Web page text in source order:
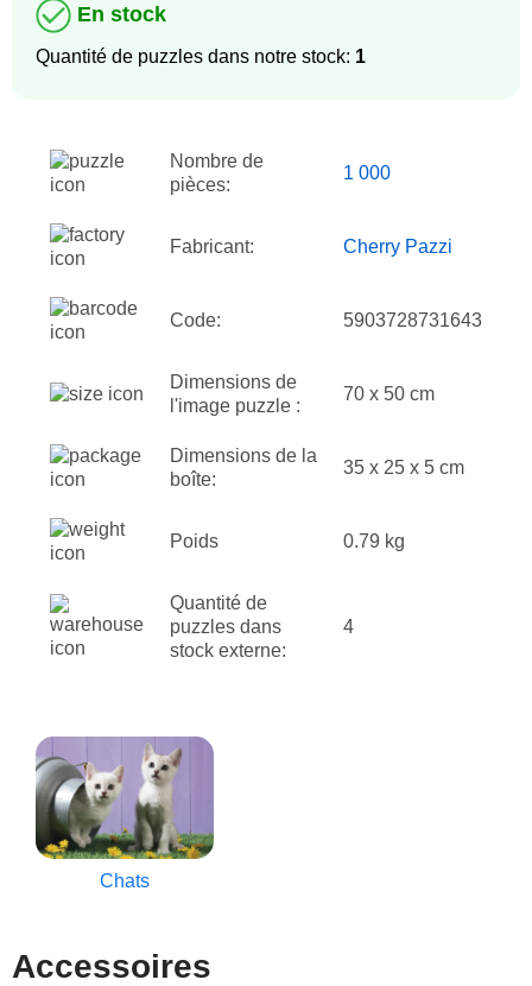
En stock
Quantité de puzzles dans notre stock: 1
Nombre de
pièces:
1 000
Fabricant: Cherry Pazzi
Code: 5903728731643
Dimensions de
l'image puzzle :
70 x 50 cm
Dimensions de la
boîte:
35 x 25 x 5 cm
Poids 0.79 kg
Quantité de
puzzles dans
stock externe:
4
Chats
Accessoires